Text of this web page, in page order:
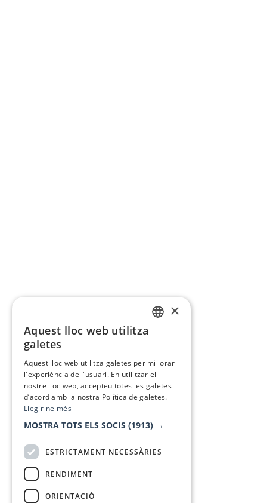
×
Aquest lloc web utilitza
galetes
Aquest lloc web utilitza galetes per millorar
l'experiència de l'usuari. En utilitzar el
nostre lloc web, accepteu totes les galetes
d’acord amb la nostra Política de galetes.
Llegir-ne més
MOSTRA TOTS ELS SOCIS (1913) →
ESTRICTAMENT NECESSÀRIES
RENDIMENT
ORIENTACIÓ